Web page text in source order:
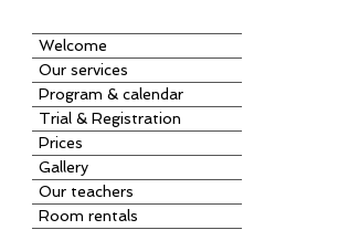
Welcome
Our services
Program & calendar
Trial & Registration
Prices
Gallery
Our teachers
Room rentals